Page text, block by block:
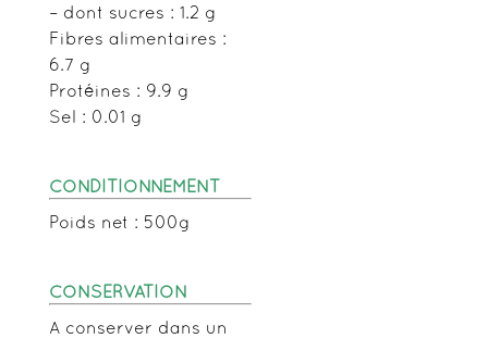
– dont sucres : 1.2 g
Fibres alimentaires :
6.7 g
Protéines : 9.9 g
Sel : 0.01 g
CONDITIONNEMENT
Poids net : 500g
CONSERVATION
A conserver dans un